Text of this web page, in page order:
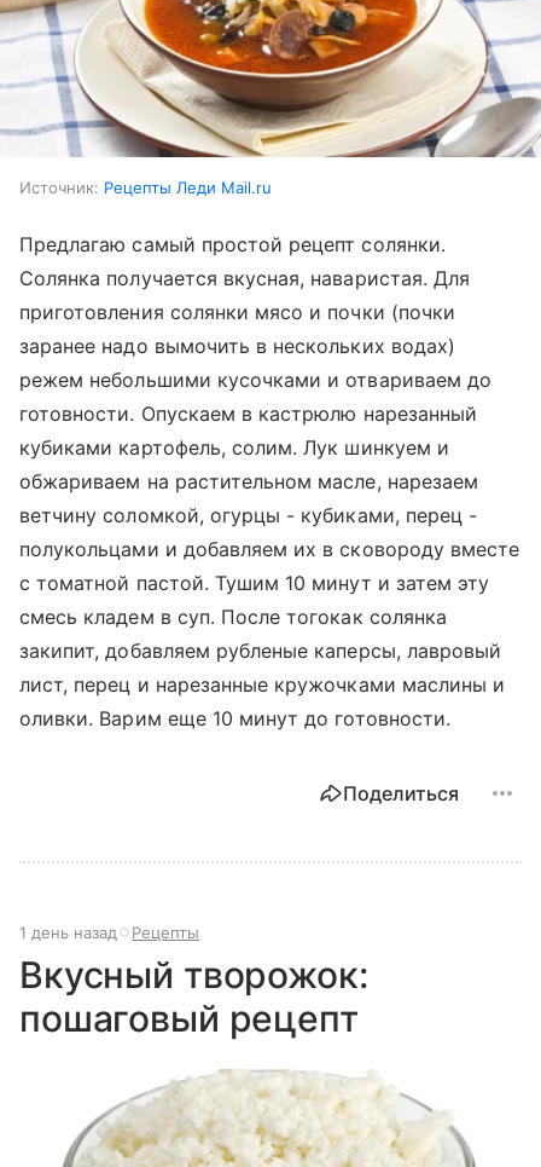
Источник: Рецепты Леди Mail.ru
Предлагаю самый простой рецепт солянки.
Солянка получается вкусная, наваристая. Для
приготовления солянки мясо и почки (почки
заранее надо вымочить в нескольких водах)
режем небольшими кусочками и отвариваем до
готовности. Опускаем в кастрюлю нарезанный
кубиками картофель, солим. Лук шинкуем и
обжариваем на растительном масле, нарезаем
ветчину соломкой, огурцы - кубиками, перец -
полукольцами и добавляем их в сковороду вместе
с томатной пастой. Тушим 10 минут и затем эту
смесь кладем в суп. После тогокак солянка
закипит, добавляем рубленые каперсы, лавровый
лист, перец и нарезанные кружочками маслины и
оливки. Варим еще 10 минут до готовности.
Поделиться
1 день назад Рецепты
Вкусный творожок:
пошаговый рецепт